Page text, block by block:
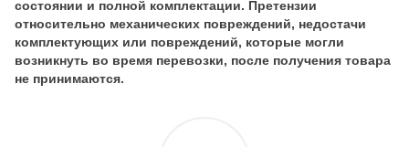
состоянии и полной комплектации. Претензии
относительно механических повреждений, недостачи
комплектующих или повреждений, которые могли
возникнуть во время перевозки, после получения товара
не принимаются.